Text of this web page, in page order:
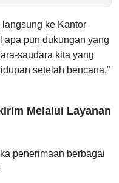
ke Kantor
apa pun dukungan yang
saudara kita yang
setelah bencana,”
Melalui Layanan
penerimaan berbagai